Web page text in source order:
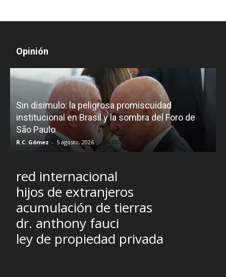
Opinión
Foro de
Diego Leuco pintaba para bueno en la
periodística, pero prefirió derrapar y
un programa de streaming sin
LUZU TV
Iñigo Almuena - 4 agosto, 2026
red internacional
hijos de extranjeros
acumulación de tierras
dr. anthony fauci
ley de propiedad privada